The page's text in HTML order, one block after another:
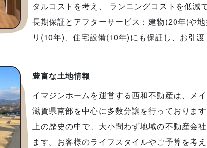
タルコストを考え、 ランニングコストを低
長期保証とアフターサービス：建物(20年)や
リ(10年)、住宅設備(10年)にも保証し、お引渡
豊富な土地情報
イマジンホームを運営する西和不動産は、メ
滋賀県南部を中心に多数分譲を行っておりま
上の歴史の中で、大小問わず地域の不動産会
ます。お客様のライフスタイルやご予算を考